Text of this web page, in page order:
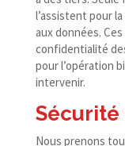
l’assistent pour
aux données.
confidentialité
pour l’opération
intervenir.
Sécurité
Nous prenons